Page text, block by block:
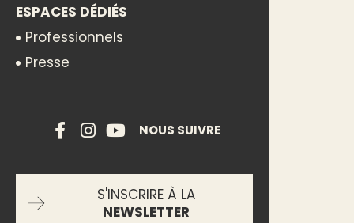
ESPACES DÉDIÉS
Professionnels
Presse
NOUS SUIVRE
S'INSCRIRE À LA
NEWSLETTER